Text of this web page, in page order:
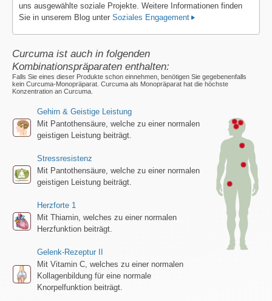
uns ausgewählte soziale Projekte. Weitere Informationen finden
Sie in unserem Blog unter Soziales Engagement
Curcuma ist auch in folgenden
Kombinationspräparaten enthalten:
Falls Sie eines dieser Produkte schon einnehmen, benötigen Sie gegebenenfalls
kein Curcuma-Monopräparat. Curcuma als Monopräparat hat die höchste
Konzentration an Curcuma.
Gehirn & Geistige Leistung
Mit Pantothensäure, welche zu einer normalen
geistigen Leistung beiträgt.
Stressresistenz
Mit Pantothensäure, welche zu einer normalen
geistigen Leistung beiträgt.
Herzforte 1
Mit Thiamin, welches zu einer normalen
Herzfunktion beiträgt.
Gelenk-Rezeptur II
Mit Vitamin C, welches zu einer normalen
Kollagenbildung für eine normale
Knorpelfunktion beiträgt.